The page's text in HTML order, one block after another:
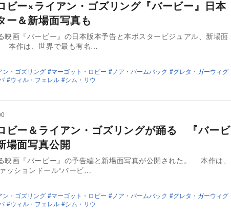
ビー×ライアン・ゴズリング『バービー』日本
＆新場面写真も
映画『バービー』の日本版本予告と本ポスタービジュアル、新場面
本作は、世界で最も有名…
ン・ゴズリング マーゴット・ロビー ノア・バームバック
グレタ・ガーウィグ
ウィル・フェレル シム・リウ
ビー＆ライアン・ゴズリングが踊る 『バービ
場面写真公開
映画『バービー』の予告編と新場面写真が公開された。 本作は、
ッションドール“バービ…
ン・ゴズリング マーゴット・ロビー ノア・バームバック
グレタ・ガーウィグ
ウィル・フェレル シム・リウ